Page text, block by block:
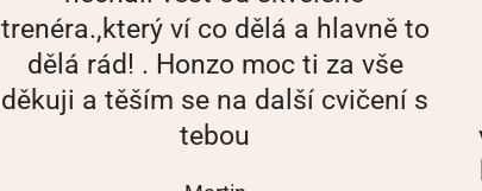
trenéra.,který ví co dělá a hlavně to
dělá rád! . Honzo moc ti za vše
děkuji a těším se na další cvičení s
tebou